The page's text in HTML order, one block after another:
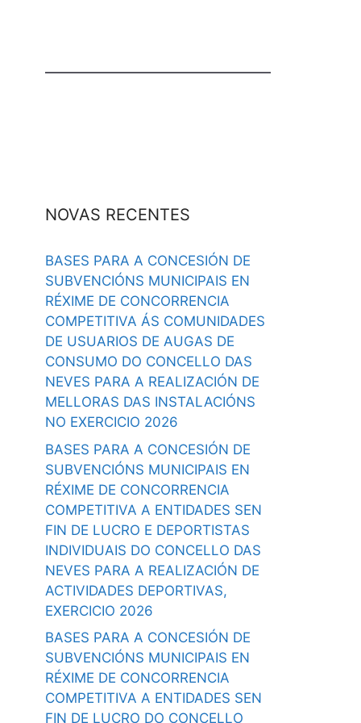
NOVAS RECENTES
BASES PARA A CONCESIÓN DE
SUBVENCIÓNS MUNICIPAIS EN
RÉXIME DE CONCORRENCIA
COMPETITIVA ÁS COMUNIDADES
DE USUARIOS DE AUGAS DE
CONSUMO DO CONCELLO DAS
NEVES PARA A REALIZACIÓN DE
MELLORAS DAS INSTALACIÓNS
NO EXERCICIO 2026
BASES PARA A CONCESIÓN DE
SUBVENCIÓNS MUNICIPAIS EN
RÉXIME DE CONCORRENCIA
COMPETITIVA A ENTIDADES SEN
FIN DE LUCRO E DEPORTISTAS
INDIVIDUAIS DO CONCELLO DAS
NEVES PARA A REALIZACIÓN DE
ACTIVIDADES DEPORTIVAS,
EXERCICIO 2026
BASES PARA A CONCESIÓN DE
SUBVENCIÓNS MUNICIPAIS EN
RÉXIME DE CONCORRENCIA
COMPETITIVA A ENTIDADES SEN
FIN DE LUCRO DO CONCELLO